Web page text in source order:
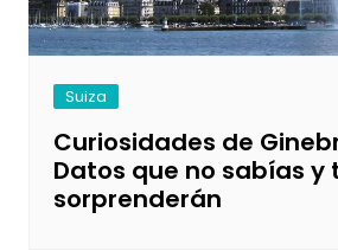
Suiza
Curiosidades de
Datos que no sabías y
sorprenderán